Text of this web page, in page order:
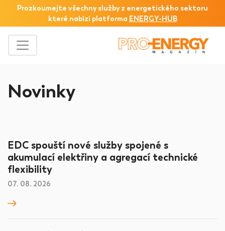
Prozkoumejte všechny služby z energetického sektoru
které nabízí platforma ENERGY-HUB
Novinky
EDC spouští nové služby spojené s
akumulací elektřiny a agregací technické
flexibility
07. 08. 2026